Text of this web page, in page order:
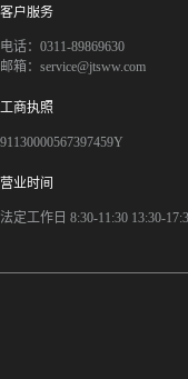
客户服务
电话：0311-89869630
邮箱：service@jtsww.com
工商执照
91130000567397459Y
营业时间
法定工作日 8:30-11:30 13:30-